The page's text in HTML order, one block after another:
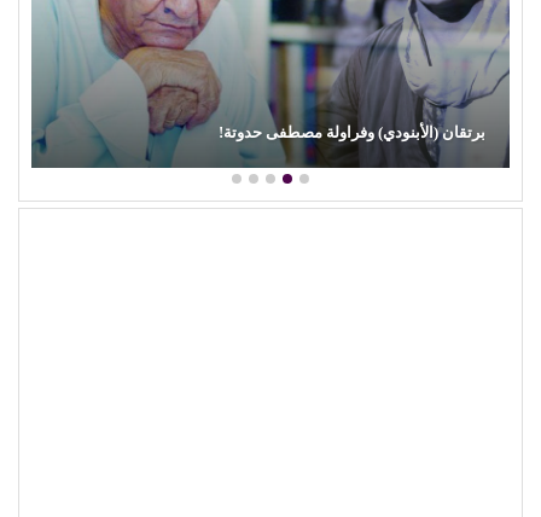
محمود عطية يكتب: سوق (الترند) واللحم الرخيص!